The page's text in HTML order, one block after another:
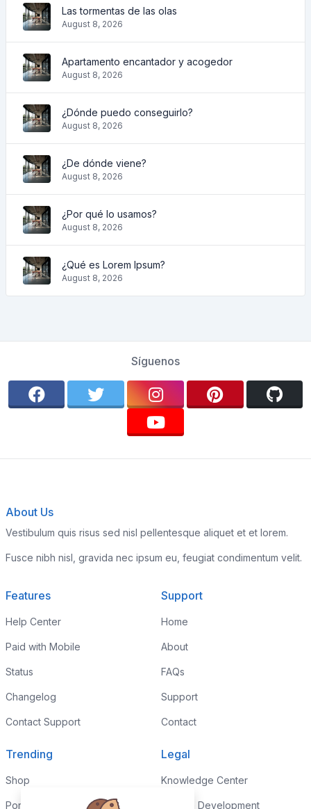
Las tormentas de las olas
August 8, 2026
Apartamento encantador y acogedor
August 8, 2026
¿Dónde puedo conseguirlo?
August 8, 2026
¿De dónde viene?
August 8, 2026
¿Por qué lo usamos?
August 8, 2026
¿Qué es Lorem Ipsum?
August 8, 2026
Síguenos
About Us
Vestibulum quis risus sed nisl pellentesque aliquet et et lorem.
Fusce nibh nisl, gravida nec ipsum eu, feugiat condimentum velit.
Features
Help Center
Paid with Mobile
Status
Changelog
Contact Support
Support
Home
About
FAQs
Support
Contact
Trending
Shop
Portfolio
Legal
Knowledge Center
Custom Development